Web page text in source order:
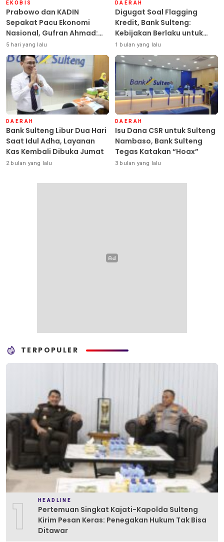
EKOBIS
Prabowo dan KADIN
Sepakat Pacu Ekonomi
Nasional, Gufran Ahmad:
Sulteng Siap Ambil Peran
5 hari yang lalu
DAERAH
Digugat Soal Flagging
Kredit, Bank Sulteng:
Kebijakan Berlaku untuk
Seluruh Debitur ASN
1 bulan yang lalu
DAERAH
Bank Sulteng Libur Dua Hari
Saat Idul Adha, Layanan
Kas Kembali Dibuka Jumat
2 bulan yang lalu
DAERAH
Isu Dana CSR untuk Sulteng
Nambaso, Bank Sulteng
Tegas Katakan “Hoax”
3 bulan yang lalu
TERPOPULER
1 HEADLINE
Pertemuan Singkat Kajati-Kapolda Sulteng
Kirim Pesan Keras: Penegakan Hukum Tak Bisa
Ditawar